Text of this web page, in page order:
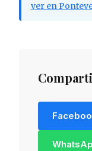
ver en